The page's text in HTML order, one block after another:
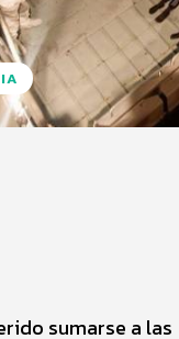
sumarse a las